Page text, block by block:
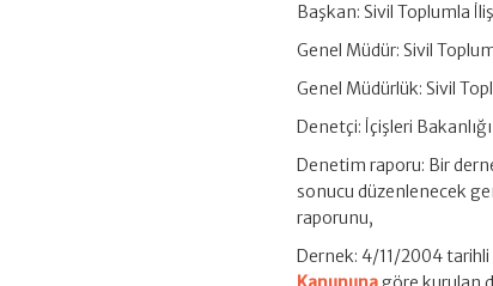
Başkan: Sivil Toplumla
Genel Müdür: Sivil
Genel Müdürlük: Sivil
Denetçi: İçişleri
Denetim raporu: Bir
sonucu düzenlenecek
raporunu,
Dernek: 4/11/2004 tarihli